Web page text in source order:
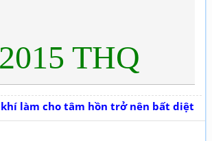
THQ
làm cho tâm hồn trở nên bất diệt